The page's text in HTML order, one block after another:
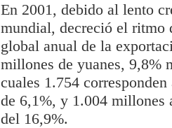
En 2001, debido al lento
mundial, decreció el ritmo
global anual de la
millones de yuanes, 9,8%
cuales 1.754
de 6,1%, y 1.004 millones
del 16,9%.